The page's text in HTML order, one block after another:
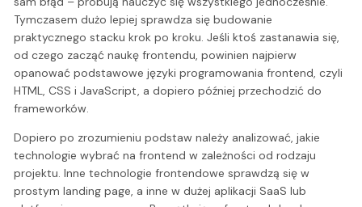
Tymczasem dużo lepiej sprawdza się budowanie
praktycznego stacku krok po kroku. Jeśli ktoś zastanawia się,
od czego zacząć naukę frontendu, powinien najpierw
opanować podstawowe języki programowania frontend, czyli
HTML, CSS i JavaScript, a dopiero później przechodzić do
frameworków.
Dopiero po zrozumieniu podstaw należy analizować, jakie
technologie wybrać na frontend w zależności od rodzaju
projektu. Inne technologie frontendowe sprawdzą się w
prostym landing page, a inne w dużej aplikacji SaaS lub